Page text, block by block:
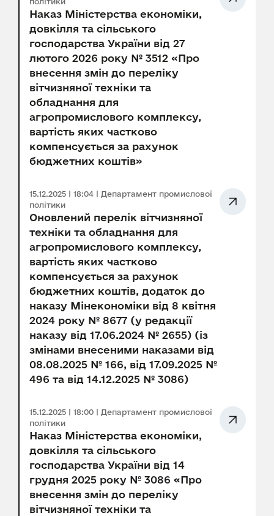
Наказ Міністерства економіки,
довкілля та сільського
господарства України від 27
лютого 2026 року № 3512 «Про
внесення змін до переліку
вітчизняної техніки та
обладнання для
агропромислового комплексу,
вартість яких частково
компенсується за рахунок
бюджетних коштів»
15.12.2025 | 18:04 | Департамент промислової
політики
Оновлений перелік вітчизняної
техніки та обладнання для
агропромислового комплексу,
вартість яких частково
компенсується за рахунок
бюджетних коштів, додаток до
наказу Мінекономіки від 8 квітня
2024 року № 8677 (у редакції
наказу від 17.06.2024 № 2655) (із
змінами внесеними наказами від
08.08.2025 № 166, від 17.09.2025 №
496 та від 14.12.2025 № 3086)
15.12.2025 | 18:00 | Департамент промислової
політики
Наказ Міністерства економіки,
довкілля та сільського
господарства України від 14
грудня 2025 року № 3086 «Про
внесення змін до переліку
вітчизняної техніки та